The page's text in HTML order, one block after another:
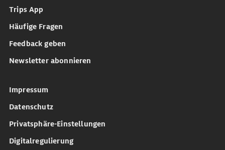
Trips App
Häufige Fragen
Feedback geben
Newsletter abonnieren
Impressum
Datenschutz
Privatsphäre-Einstellungen
Digitalregulierung